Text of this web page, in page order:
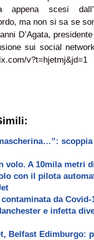
appena scesi
ma non si sa se
D’Agata,
sui social
v?t=hjetmj&jd=1
volo. A 10mila metri
con il pilota
contaminata da
e infetta
Belfast Edimburgo: